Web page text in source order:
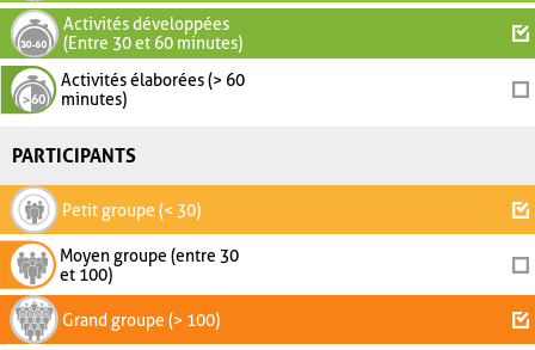
Activités développées
(Entre 30 et 60 minutes)
Activités élaborées (> 60
minutes)
PARTICIPANTS
Petit groupe (< 30)
Moyen groupe (entre 30
et 100)
Grand groupe (> 100)